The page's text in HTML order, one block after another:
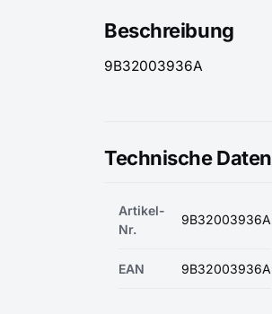
Beschreibung
9B32003936A
Technische Daten
Artikel-
Nr.
9B32003936A
EAN 9B32003936A